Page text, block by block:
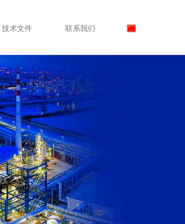
技术文件 联系我们